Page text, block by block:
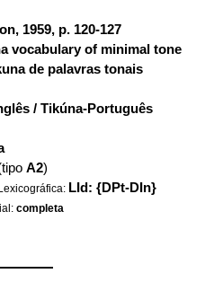
1959, p. 120-127
vocabulary of minimal tone
de palavras tonais
/ Tikúna-Português
A2)
LId: {DPt-DIn}
completa